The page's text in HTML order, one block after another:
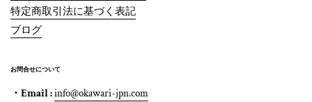
特定商取引法に基づく表記
ブログ
お問合せについて
・Email :info@okawari-jpn.com